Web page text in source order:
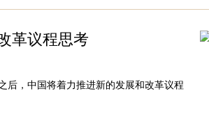
革议程思考
后，中国将着力推进新的发展和改革议程